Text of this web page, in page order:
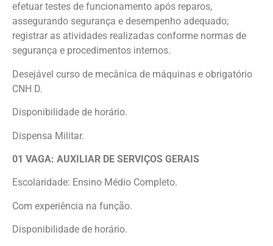
efetuar testes de funcionamento após reparos,
assegurando segurança e desempenho adequado;
registrar as atividades realizadas conforme normas de
segurança e procedimentos internos.
Desejável curso de mecânica de máquinas e obrigatório
CNH D.
Disponibilidade de horário.
Dispensa Militar.
01 VAGA: AUXILIAR DE SERVIÇOS GERAIS
Escolaridade: Ensino Médio Completo.
Com experiência na função.
Disponibilidade de horário.